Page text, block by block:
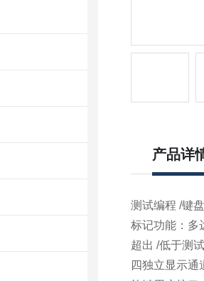
产品详
测试编程 /键
标记功能：多
超出 /低于测
四独立显示通